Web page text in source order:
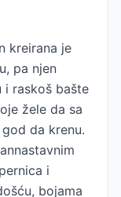
kreirana je
pa njen
i raskoš bašte
žele da sa
da krenu.
i
bojama